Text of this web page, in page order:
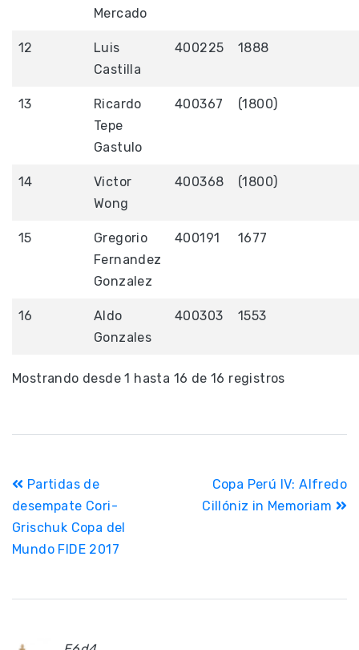
Mercado
12
Luis
Castilla
400225 1888
13
Ricardo
Tepe
Gastulo
400367 (1800)
14
Victor
Wong
400368 (1800)
15
Gregorio
Fernandez
Gonzalez
400191 1677
16
Aldo
Gonzales
400303 1553
Mostrando desde 1 hasta 16 de 16 registros
Navegación
de
entradas
Partidas de
desempate Cori-
Grischuk Copa del
Mundo FIDE 2017
Copa Perú IV: Alfredo
Cillóniz in Memoriam